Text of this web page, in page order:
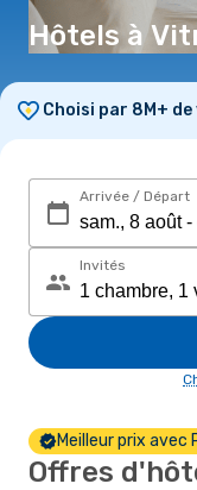
Hôtels à
Choisi par 8M+
Arrivée / Départ
Invités
Meilleur prix avec
Offres